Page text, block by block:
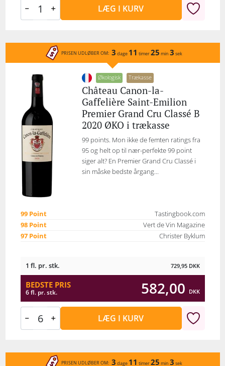
LÆG I KURV
PRISEN UDLØBER OM: 3 dage 11 timer25 min 3 sek
Økologisk Trækasse
Château Canon-la-
Gaffelière Saint-Emilion
Premier Grand Cru Classé B
2020 ØKO i trækasse
99 points. Mon ikke de femten ratings fra
95 og helt op til nær-perfekte 99 point
siger alt? En Premier Grand Cru Classé i
sin måske bedste årgang...
99 Point
Tastingbook.com
98 Point
Vert de Vin Magazine
97 Point
Christer Byklum
1 fl. pr. stk. 729,95 DKK
BEDSTE PRIS
6 fl. pr. stk. 582,00 DKK
LÆG I KURV
PRISEN UDLØBER OM: 3 dage 11 timer25 min 3 sek